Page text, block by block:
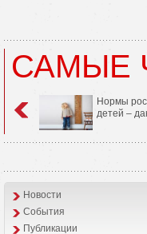
САМЫЕ
Нормы
детей –
Новости
События
Публикации